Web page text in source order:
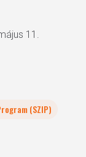
11.
(SZIP)